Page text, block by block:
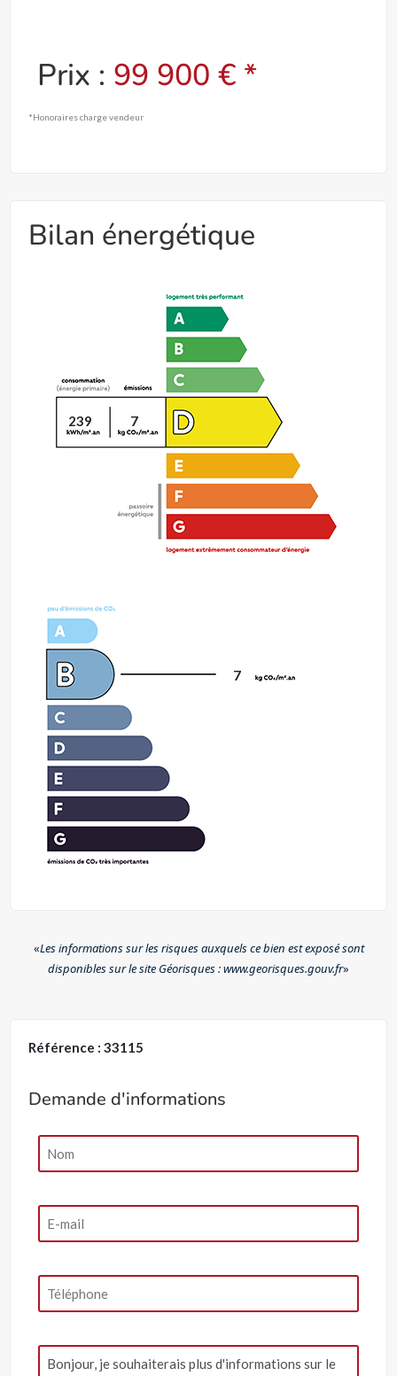
Prix : 99 900 € *
*Honoraires charge vendeur
Bilan énergétique
239 7
7
«Les informations sur les risques auxquels ce bien est exposé sont
disponibles sur le site Géorisques : www.georisques.gouv.fr»
Référence : 33115
Demande d'informations